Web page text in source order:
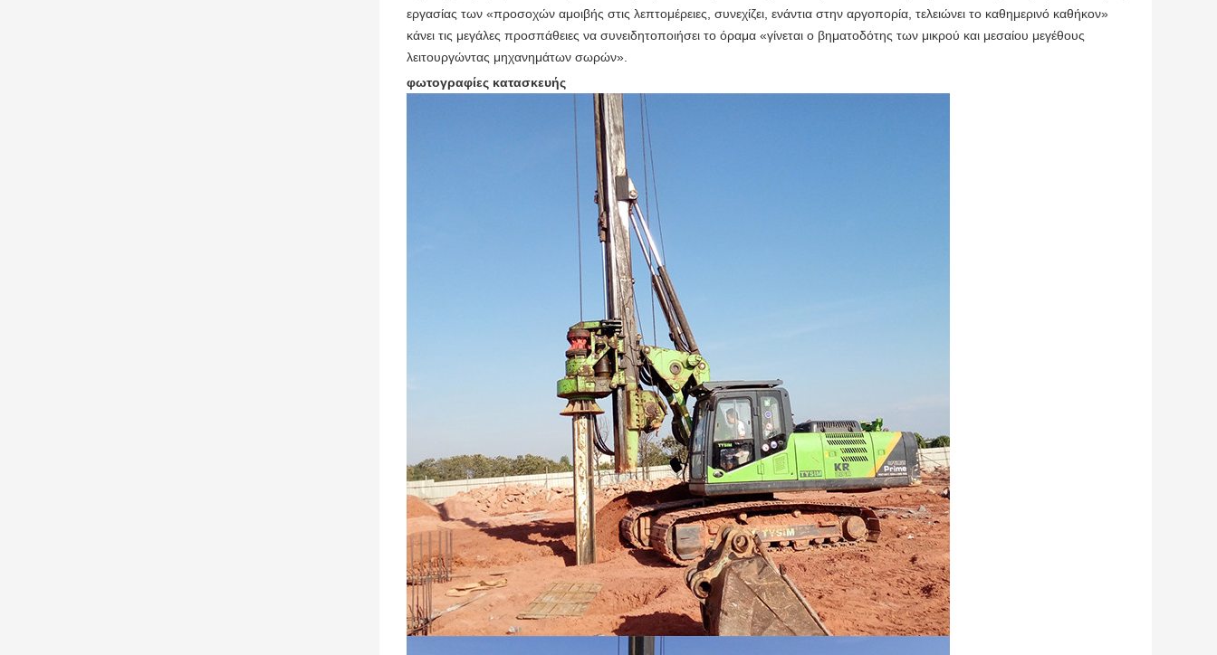
εργασίας των «προσοχών αμοιβής στις λεπτομέρειες, συνεχίζει, ενάντια στην αργοπορία, τελειώνει το καθημερινό καθήκον»
κάνει τις μεγάλες προσπάθειες να συνειδητοποιήσει το όραμα «γίνεται ο βηματοδότης των μικρού και μεσαίου μεγέθους
λειτουργώντας μηχανημάτων σωρών».
φωτογραφίες κατασκευής